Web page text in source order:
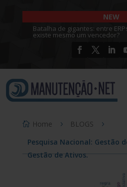
NEW
Batalha de gigantes: entre
existe mesmo um vencedor?
Home
BLOGS
Pesquisa Nacional: Gestão
Gestão de Ativos.